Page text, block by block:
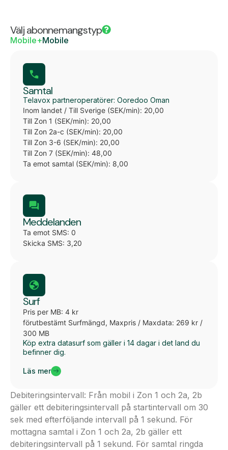
Välj abonnemangstyp
Mobile+Mobile
Samtal
Telavox partneroperatörer: Ooredoo Oman
Inom landet / Till Sverige (SEK/min): 20,00
Till Zon 1 (SEK/min): 20,00
Till Zon 2a-c (SEK/min): 20,00
Till Zon 3-6 (SEK/min): 20,00
Till Zon 7 (SEK/min): 48,00
Ta emot samtal (SEK/min): 8,00
Meddelanden
Ta emot SMS: 0
Skicka SMS: 3,20
Surf
Pris per MB: 4 kr
förutbestämt Surfmängd, Maxpris / Maxdata: 269 kr /
300 MB
Köp extra datasurf som gäller i 14 dagar i det land du
befinner dig.
Läs mer
Debiteringsintervall: Från mobil i Zon 1 och 2a, 2b
gäller ett debiteringsintervall på startintervall om 30
sek med efterföljande intervall på 1 sekund. För
mottagna samtal i Zon 1 och 2a, 2b gäller ett
debiteringsintervall på 1 sekund. För samtal ringda